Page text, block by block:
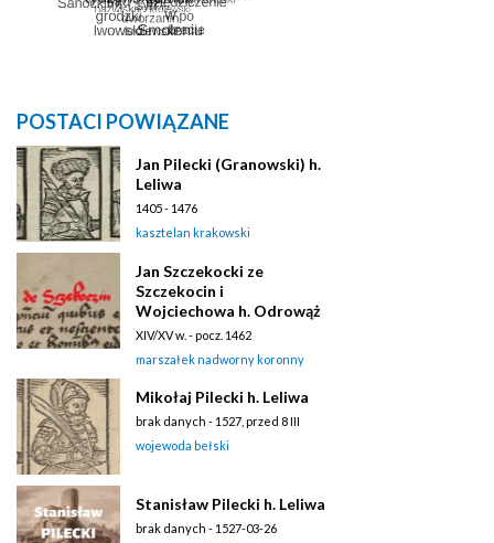
POSTACI POWIĄZANE
Jan Pilecki (Granowski) h.
Leliwa
1405 - 1476
kasztelan krakowski
Jan Szczekocki ze
Szczekocin i
Wojciechowa h. Odrowąż
XIV/XV w. - pocz. 1462
marszałek nadworny koronny
Mikołaj Pilecki h. Leliwa
brak danych - 1527, przed 8 III
wojewoda bełski
Stanisław Pilecki h. Leliwa
brak danych - 1527-03-26